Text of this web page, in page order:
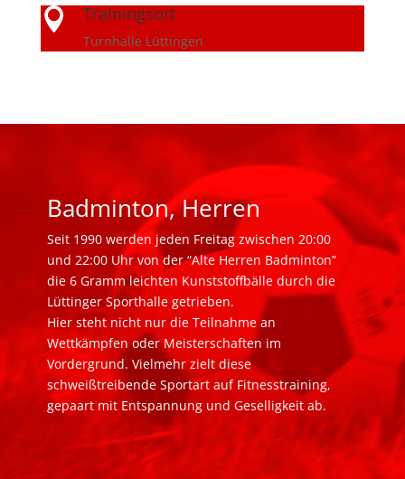
 Trainingsort
Turnhalle Lüttingen
Badminton, Herren
Seit 1990 werden jeden Freitag zwischen 20:00
und 22:00 Uhr von der “Alte Herren Badminton”
die 6 Gramm leichten Kunststoffbälle durch die
Lüttinger Sporthalle getrieben.
Hier steht nicht nur die Teilnahme an
Wettkämpfen oder Meisterschaften im
Vordergrund. Vielmehr zielt diese
schweißtreibende Sportart auf Fitnesstraining,
gepaart mit Entspannung und Geselligkeit ab.